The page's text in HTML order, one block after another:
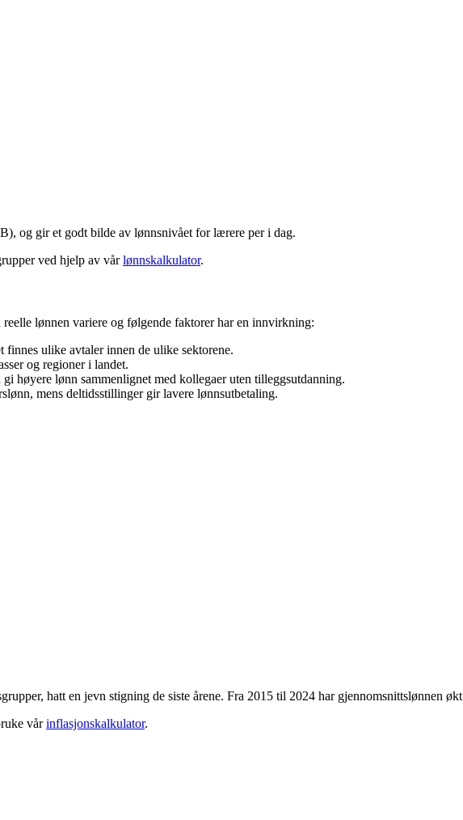
og gir et godt bilde av lønnsnivået forlærere per i dag.
ved hjelp av vårlønnskalkulator.
lønnen variere og følgende faktorer har en innvirkning:
ulike avtaler innen de ulike sektorene.
og regioner i landet.
høyere lønn sammenlignet med kollegaer uten tilleggsutdanning.
mens deltidsstillinger gir lavere lønnsutbetaling.
hatt en jevn stigning de siste årene. Fra 2015 til 2024 har gjennomsnittslønnen økt
vårinflasjonskalkulator.